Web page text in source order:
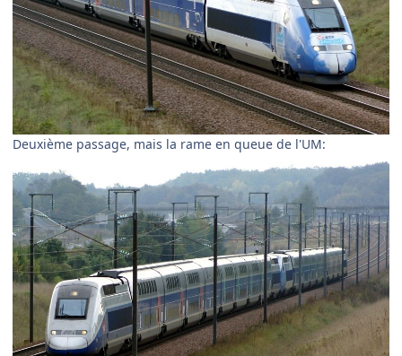
Deuxième passage, mais la rame en queue de l'UM: